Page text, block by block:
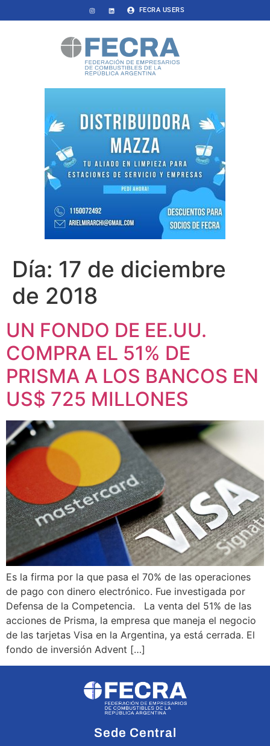
FECRA USERS
Día: 17 de diciembre
de 2018
UN FONDO DE EE.UU.
COMPRA EL 51% DE
PRISMA A LOS BANCOS EN
US$ 725 MILLONES
Es la firma por la que pasa el 70% de las operaciones
de pago con dinero electrónico. Fue investigada por
Defensa de la Competencia. La venta del 51% de las
acciones de Prisma, la empresa que maneja el negocio
de las tarjetas Visa en la Argentina, ya está cerrada. El
fondo de inversión Advent […]
Sede Central